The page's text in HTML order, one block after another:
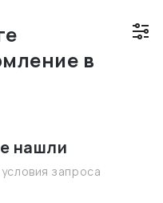
в
нашли
запроса